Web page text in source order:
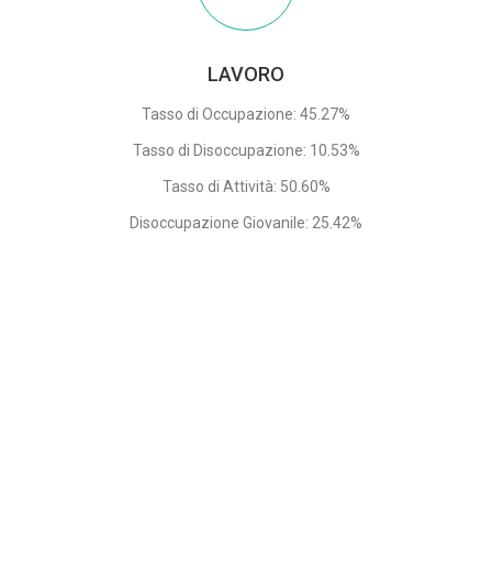
LAVORO
Tasso di Occupazione: 45.27%
Tasso di Disoccupazione: 10.53%
Tasso di Attività: 50.60%
Disoccupazione Giovanile: 25.42%